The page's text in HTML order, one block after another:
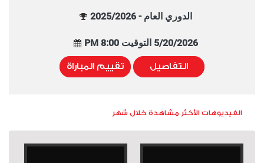
الدوري العام - 2025/2026
5/20/2026 التوقيت 8:00 PM
التفاصيل تقييم المباراة
الفيديوهات الأكثر مشاهدة خلال شهر